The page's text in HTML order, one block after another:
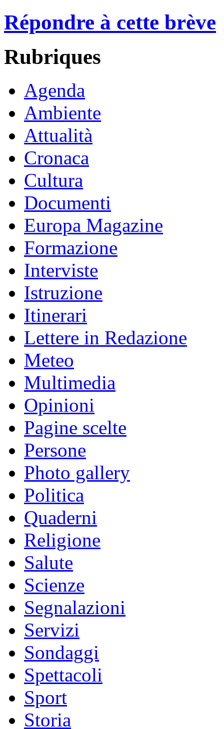
Répondre à cette brève
Rubriques
Agenda
Ambiente
Attualità
Cronaca
Cultura
Documenti
Europa Magazine
Formazione
Interviste
Istruzione
Itinerari
Lettere in Redazione
Meteo
Multimedia
Opinioni
Pagine scelte
Persone
Photo gallery
Politica
Quaderni
Religione
Salute
Scienze
Segnalazioni
Servizi
Sondaggi
Spettacoli
Sport
Storia